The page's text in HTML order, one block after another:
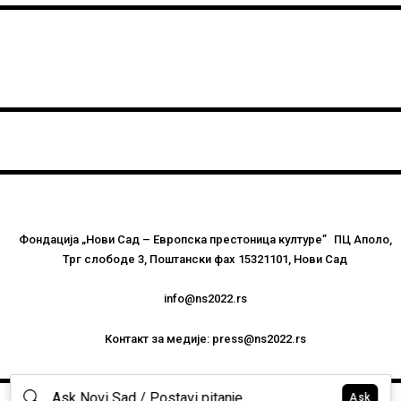
Фондација „Нови Сад – Европска престоница културе” ПЦ Аполо,
Трг слободе 3, Поштански фах 15321101, Нови Сад
info@ns2022.rs
Контакт за медије: press@ns2022.rs